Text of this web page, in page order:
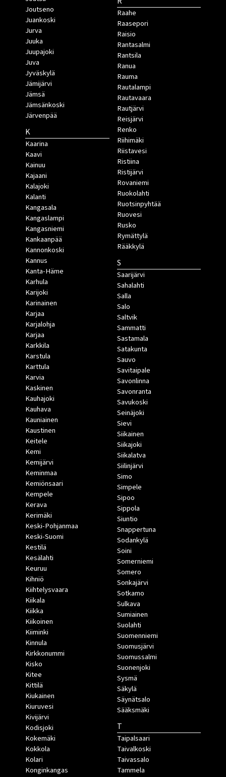
Joutseno
Juankoski
Jurva
Juuka
Juupajoki
Juva
Jyväskylä
Jämijärvi
Jämsä
Jämsänkoski
Järvenpää
K
Kaarina
Kaavi
Kainuu
Kajaani
Kalajoki
Kalanti
Kangasala
Kangaslampi
Kangasniemi
Kankaanpää
Kannonkoski
Kannus
Kanta-Häme
Karhula
Karijoki
Karinainen
Karjaa
Karjalohja
Karjaa
Karkkila
Karstula
Karttula
Karvia
Kaskinen
Kauhajoki
Kauhava
Kauniainen
Kaustinen
Keitele
Kemi
Kemijärvi
Keminmaa
Kemiönsaari
Kempele
Kerava
Kerimäki
Keski-Pohjanmaa
Keski-Suomi
Kestilä
Kesälahti
Keuruu
Kihniö
Kiihtelysvaara
Kiikala
Kiikka
Kiikoinen
Kiiminki
Kinnula
Kirkkonummi
Kisko
Kitee
Kittilä
Kiukainen
Kiuruvesi
Kivijärvi
Kodisjoki
Kokemäki
Kokkola
Kolari
Konginkangas
Raahe
Raasepori
Raisio
Rantasalmi
Rantsila
Ranua
Rauma
Rautalampi
Rautavaara
Rautjärvi
Reisjärvi
Renko
Riihimäki
Riistavesi
Ristiina
Ristijärvi
Rovaniemi
Ruokolahti
Ruotsinpyhtää
Ruovesi
Rusko
Rymättylä
Rääkkylä
S
Saarijärvi
Sahalahti
Salla
Salo
Saltvik
Sammatti
Sastamala
Satakunta
Sauvo
Savitaipale
Savonlinna
Savonranta
Savukoski
Seinäjoki
Sievi
Siikainen
Siikajoki
Siikalatva
Siilinjärvi
Simo
Simpele
Sipoo
Sippola
Siuntio
Snappertuna
Sodankylä
Soini
Somerniemi
Somero
Sonkajärvi
Sotkamo
Sulkava
Sumiainen
Suolahti
Suomenniemi
Suomusjärvi
Suomussalmi
Suonenjoki
Sysmä
Säkylä
Säynätsalo
Sääksmäki
T
Taipalsaari
Taivalkoski
Taivassalo
Tammela